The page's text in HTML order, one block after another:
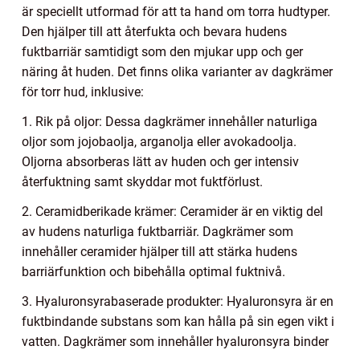
är speciellt utformad för att ta hand om torra hudtyper.
Den hjälper till att återfukta och bevara hudens
fuktbarriär samtidigt som den mjukar upp och ger
näring åt huden. Det finns olika varianter av dagkrämer
för torr hud, inklusive:
1. Rik på oljor: Dessa dagkrämer innehåller naturliga
oljor som jojobaolja, arganolja eller avokadoolja.
Oljorna absorberas lätt av huden och ger intensiv
återfuktning samt skyddar mot fuktförlust.
2. Ceramidberikade krämer: Ceramider är en viktig del
av hudens naturliga fuktbarriär. Dagkrämer som
innehåller ceramider hjälper till att stärka hudens
barriärfunktion och bibehålla optimal fuktnivå.
3. Hyaluronsyrabaserade produkter: Hyaluronsyra är en
fuktbindande substans som kan hålla på sin egen vikt i
vatten. Dagkrämer som innehåller hyaluronsyra binder